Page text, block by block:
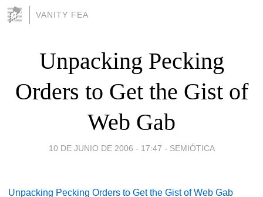
VANITY FEA
Unpacking Pecking
Orders to Get the Gist of
Web Gab
10 DE JUNIO DE 2006 - 17:47 - SEMIÓTICA
Unpacking Pecking Orders to Get the Gist of Web Gab